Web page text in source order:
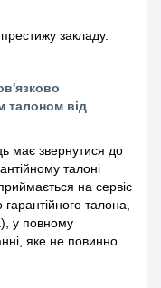
закладу.
талоном від
має звернутися до
талоні
на сервіс
талона,
у повному
яке не повинно